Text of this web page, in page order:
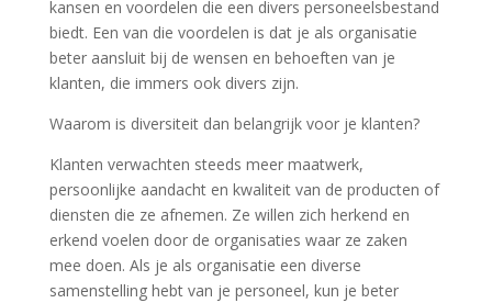
kansen en voordelen die een divers personeelsbestand
biedt. Een van die voordelen is dat je als organisatie
beter aansluit bij de wensen en behoeften van je
klanten, die immers ook divers zijn.
Waarom is diversiteit dan belangrijk voor je klanten?
Klanten verwachten steeds meer maatwerk,
persoonlijke aandacht en kwaliteit van de producten of
diensten die ze afnemen. Ze willen zich herkend en
erkend voelen door de organisaties waar ze zaken
mee doen. Als je als organisatie een diverse
samenstelling hebt van je personeel, kun je beter